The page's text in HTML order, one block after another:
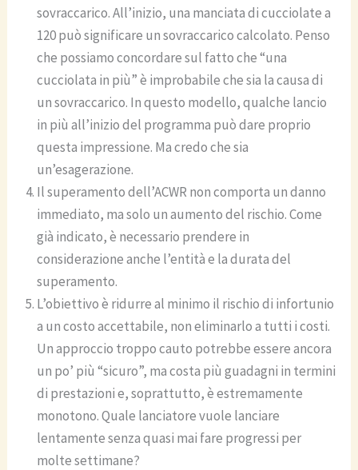
sovraccarico. All’inizio, una manciata di cucciolate a
120 può significare un sovraccarico calcolato. Penso
che possiamo concordare sul fatto che “una
cucciolata in più” è improbabile che sia la causa di
un sovraccarico. In questo modello, qualche lancio
in più all’inizio del programma può dare proprio
questa impressione. Ma credo che sia
un’esagerazione.
Il superamento dell’ACWR non comporta un danno
immediato, ma solo un aumento del rischio. Come
già indicato, è necessario prendere in
considerazione anche l’entità e la durata del
superamento.
L’obiettivo è ridurre al minimo il rischio di infortunio
a un costo accettabile, non eliminarlo a tutti i costi.
Un approccio troppo cauto potrebbe essere ancora
un po’ più “sicuro”, ma costa più guadagni in termini
di prestazioni e, soprattutto, è estremamente
monotono. Quale lanciatore vuole lanciare
lentamente senza quasi mai fare progressi per
molte settimane?